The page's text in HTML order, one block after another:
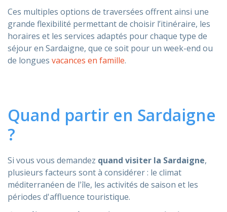
Ces multiples options de traversées offrent ainsi une
grande flexibilité permettant de choisir l’itinéraire, les
horaires et les services adaptés pour chaque type de
séjour en Sardaigne, que ce soit pour un week-end ou
de longues vacances en famille.
Quand partir en Sardaigne
?
Si vous vous demandez quand visiter la Sardaigne,
plusieurs facteurs sont à considérer : le climat
méditerranéen de l'île, les activités de saison et les
périodes d'affluence touristique.